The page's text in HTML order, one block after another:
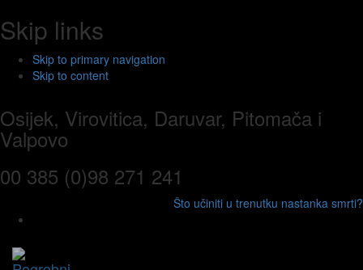
Skip links
Skip to primary navigation
Skip to content
Osijek, Virovitica, Daruvar, Pitomača i
Valpovo
00 385 (0)98 271 241
Što učiniti u trenutku nastanka smrti?